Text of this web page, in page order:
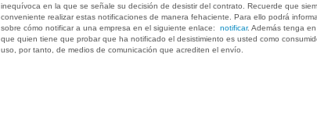
inequívoca en la que se señale su decisión de desistir del contrato. Recuerde que
conveniente realizar estas notificaciones de manera fehaciente. Para ello podrá
sobre cómo notificar a una empresa en el siguiente enlace: notificar. Además tenga
que quien tiene que probar que ha notificado el desistimiento es usted como
uso, por tanto, de medios de comunicación que acrediten el envío.